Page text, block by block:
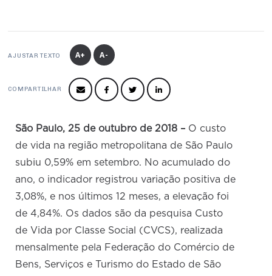
Inteligência Artificial
PROJETOS ESPECIAIS:
Afixação de preços e fiscalização
Logística Reversa
SENAC
Prêmio de Sustentabilidade
Conselho de Emprego e Relações do Trabalho
Conselho de Assuntos Tributários
Conselho Estadual de Defesa do Contribuinte
Conselho de Economia Empresarial e Política
Conselho Superior de Direito
Conselho do Comércio Atacadista
Conselho de Serviços
Conselho de Relações Internacionais
Conselho de Sustentabilidade
Conselho de Comércio Eletrônico
AJUSTAR TEXTO A+ A-
COMPARTILHAR
São Paulo, 25 de outubro de 2018 – O custo
de vida na região metropolitana de São Paulo
subiu 0,59% em setembro. No acumulado do
ano, o indicador registrou variação positiva de
3,08%, e nos últimos 12 meses, a elevação foi
de 4,84%. Os dados são da pesquisa Custo
de Vida por Classe Social (CVCS), realizada
mensalmente pela Federação do Comércio de
Bens, Serviços e Turismo do Estado de São